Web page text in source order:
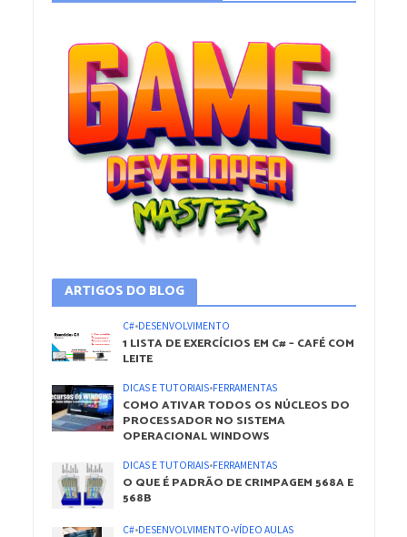
ARTIGOS DO BLOG
C#•DESENVOLVIMENTO
1 LISTA DE EXERCÍCIOS EM C# – CAFÉ COM
LEITE
DICAS E TUTORIAIS•FERRAMENTAS
COMO ATIVAR TODOS OS NÚCLEOS DO
PROCESSADOR NO SISTEMA
OPERACIONAL WINDOWS
DICAS E TUTORIAIS•FERRAMENTAS
O QUE É PADRÃO DE CRIMPAGEM 568A E
568B
C#•DESENVOLVIMENTO•VÍDEO AULAS